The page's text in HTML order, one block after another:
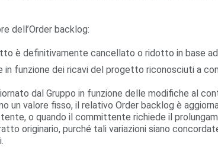
dell’Order backlog:
è definitivamente cancellato o ridotto in base
in funzione dei ricavi del progetto riconosciuti a
dal Gruppo in funzione delle modifiche al
un valore fisso, il relativo Order backlog è
o quando il committente richiede il
originario, purché tali variazioni siano